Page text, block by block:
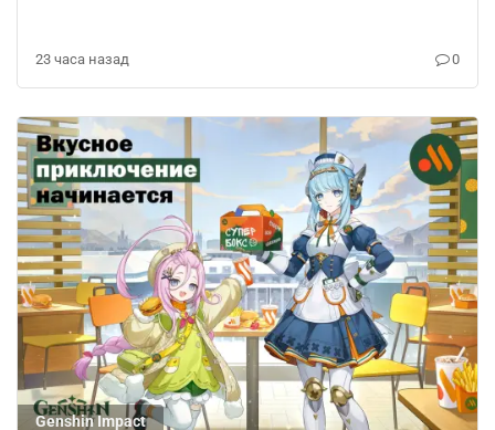
23 часа назад 0
Genshin Impact